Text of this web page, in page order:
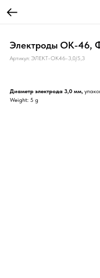
Электроды ОК-46,
Артикул: ЭЛЕКТ-ОК46-3,0/5,3
Диаметр электрода 3,0 мм,
Weight: 5 g